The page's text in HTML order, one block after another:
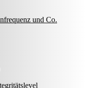
und Co.